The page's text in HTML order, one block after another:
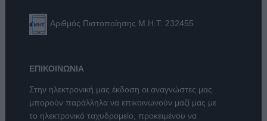
Αριθμός Πιστοποίησης Μ.Η.Τ. 232455
ΕΠΙΚΟΙΝΩΝΙΑ
Στην ηλεκτρονική μας έκδοση οι αναγνώστες μας
μπορούν παράλληλα να επικοινωνούν μαζί μας με
το ηλεκτρονικό ταχυδρομείο, προκειμένου να